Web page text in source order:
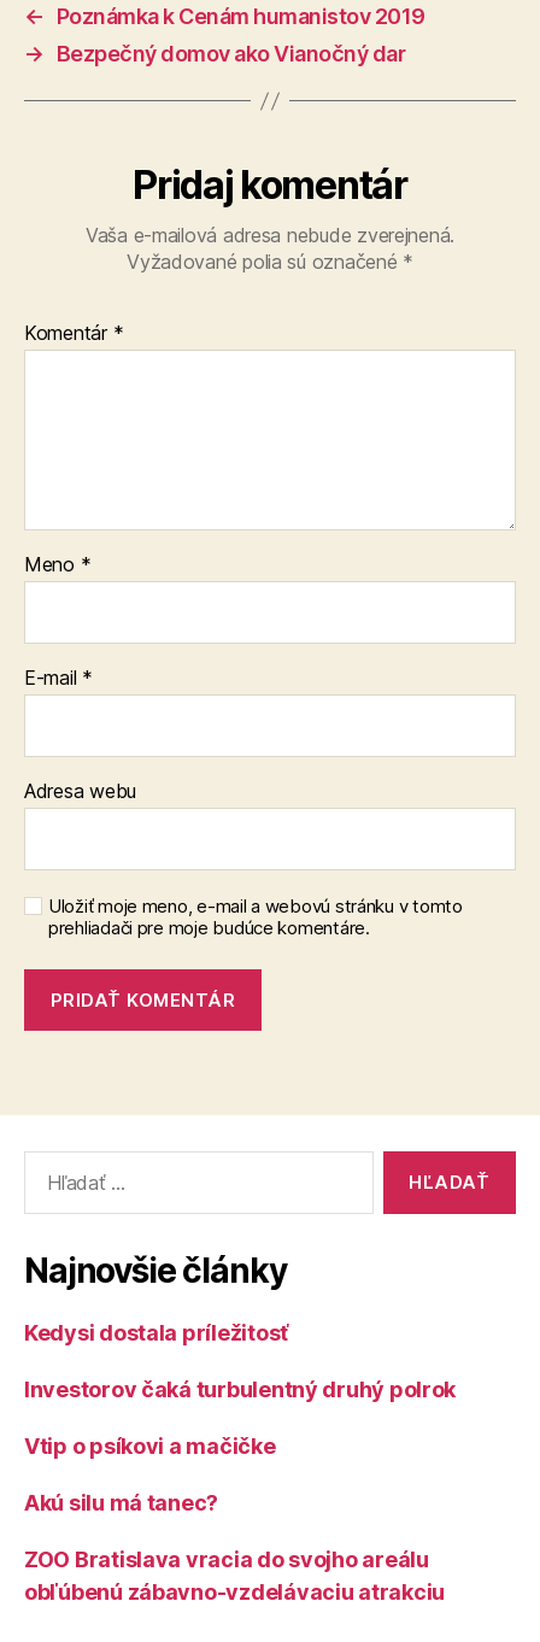
←
Poznámka k Cenám humanistov 2019
→
Bezpečný domov ako Vianočný dar
Pridaj komentár
Vaša e-mailová adresa nebude zverejnená.
Vyžadované polia sú označené *
Komentár *
Meno *
E-mail *
Adresa webu
Uložiť moje meno, e-mail a webovú stránku v tomto
prehliadači pre moje budúce komentáre.
Najnovšie články
Kedysi dostala príležitosť
Investorov čaká turbulentný druhý polrok
Vtip o psíkovi a mačičke
Akú silu má tanec?
ZOO Bratislava vracia do svojho areálu
obľúbenú zábavno-vzdelávaciu atrakciu